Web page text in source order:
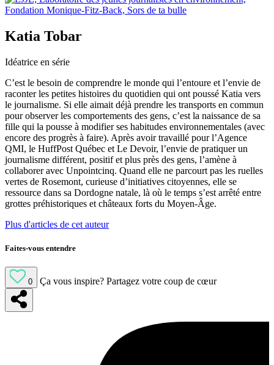
Katia Tobar
Idéatrice en série
C’est le besoin de comprendre le monde qui l’entoure et l’envie de
raconter les petites histoires du quotidien qui ont poussé Katia vers
le journalisme. Si elle aimait déjà prendre les transports en commun
pour observer les comportements des gens, c’est la naissance de sa
fille qui la pousse à modifier ses habitudes environnementales (avec
encore des progrès à faire). Après avoir travaillé pour l’Agence
QMI, le HuffPost Québec et Le Devoir, l’envie de pratiquer un
journalisme différent, positif et plus près des gens, l’amène à
collaborer avec Unpointcinq. Quand elle ne parcourt pas les ruelles
vertes de Rosemont, curieuse d’initiatives citoyennes, elle se
ressource dans sa Dordogne natale, là où le temps s’est arrêté entre
grottes préhistoriques et châteaux forts du Moyen-Âge.
Plus d'articles de cet auteur
Faites-vous entendre
0 Ça vous inspire? Partagez votre coup de cœur